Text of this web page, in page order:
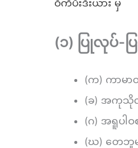
ဝီကီပီးဒီးယား မှ
(၁) ပြုလုပ်-ပ
(က) ကာမာ
(ခ) အကုသို
(ဂ) အရူပါ
(ဃ) တေဘူ